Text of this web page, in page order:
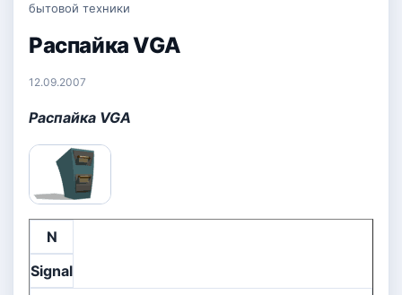
бытовой техники
Распайка VGA
12.09.2007
Распайка VGA
N
Signal